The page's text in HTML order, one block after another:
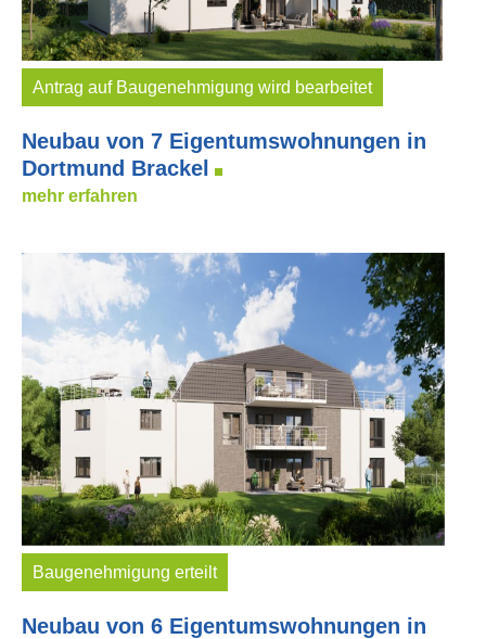
Antrag auf Baugenehmigung wird bearbeitet
Neubau von 7 Eigentumswohnungen in
Dortmund Brackel
mehr erfahren
Baugenehmigung erteilt
Neubau von 6 Eigentumswohnungen in